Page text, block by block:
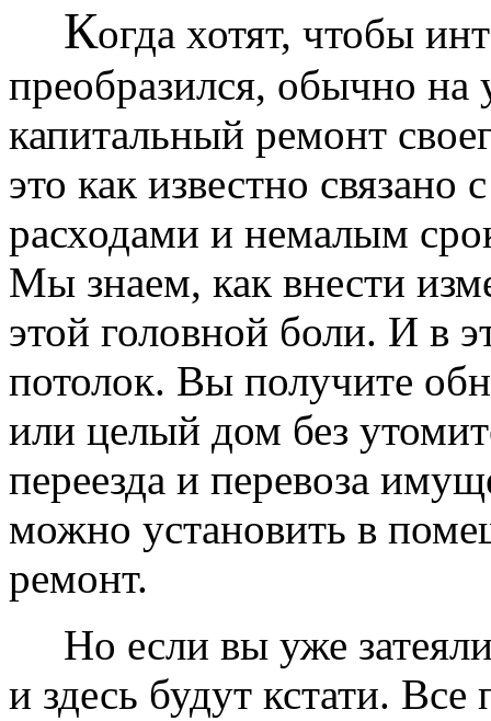
Когда хотят, чтобы
преобразился, обычно на
капитальный ремонт
это как известно
расходами и немалым
Мы знаем, как внести
этой головной боли. И в
потолок. Вы получите
или целый дом без
переезда и перевоза
можно установить в
ремонт.
Но если вы уже
и здесь будут кстати.